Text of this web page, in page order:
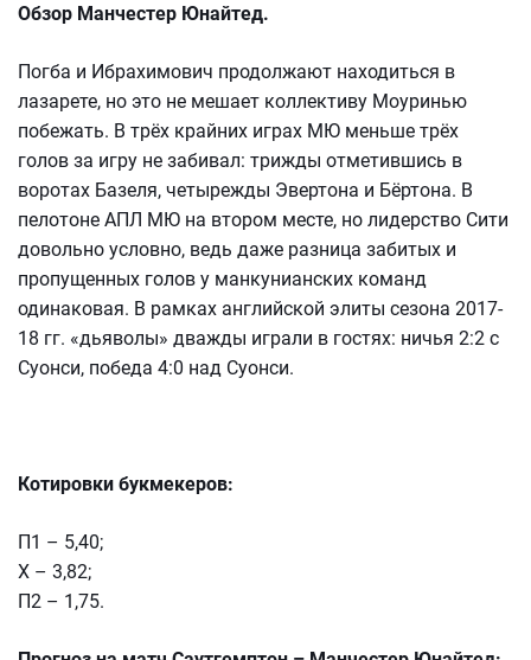
Обзор Манчестер Юнайтед.
Погба и Ибрахимович продолжают находиться в
лазарете, но это не мешает коллективу Моуринью
побежать. В трёх крайних играх МЮ меньше трёх
голов за игру не забивал: трижды отметившись в
воротах Базеля, четырежды Эвертона и Бёртона. В
пелотоне АПЛ МЮ на втором месте, но лидерство Сити
довольно условно, ведь даже разница забитых и
пропущенных голов у манкунианских команд
одинаковая. В рамках английской элиты сезона 2017-
18 гг. «дьяволы» дважды играли в гостях: ничья 2:2 с
Суонси, победа 4:0 над Суонси.
Котировки букмекеров:
П1 – 5,40;
Х – 3,82;
П2 – 1,75.